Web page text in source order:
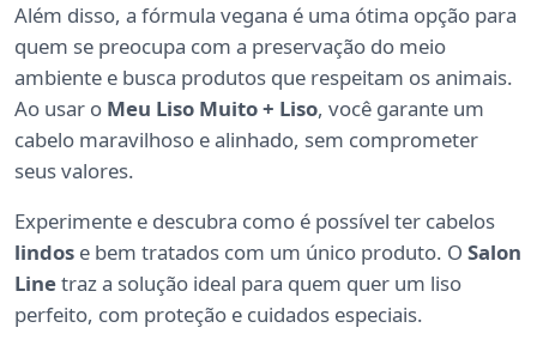
Além disso, a fórmula vegana é uma ótima opção para
quem se preocupa com a preservação do meio
ambiente e busca produtos que respeitam os animais.
Ao usar o Meu Liso Muito + Liso, você garante um
cabelo maravilhoso e alinhado, sem comprometer
seus valores.
Experimente e descubra como é possível ter cabelos
lindos e bem tratados com um único produto. O Salon
Linetraz a solução ideal para quem quer um liso
perfeito, com proteção e cuidados especiais.